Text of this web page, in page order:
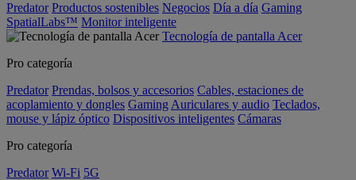
Predator Productos sostenibles Negocios Día a día Gaming
SpatialLabs™ Monitor inteligente
Tecnología de pantalla Acer
Pro categoría
Predator Prendas, bolsos y accesorios Cables, estaciones de
acoplamiento y dongles Gaming Auriculares y audio Teclados,
mouse y lápiz óptico Dispositivos inteligentes Cámaras
Pro categoría
Predator Wi-Fi 5G